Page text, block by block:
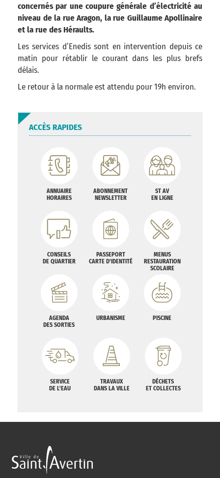
concernés par une coupure générale d’électricité au
niveau de la rue Aragon, la rue Guillaume Apollinaire
et la rue des Héraults.
Les services d’Enedis sont en intervention depuis ce
matin pour rétablir le courant dans les plus brefs
délais.
Le retour à la normale est attendu pour 19h environ.
ACCÈS RAPIDES
ANNUAIRE
HORAIRES
ABONNEMENT
NEWSLETTER
ST AV
EN LIGNE
CONSEILS
DE QUARTIER
PASSEPORT
CARTE D'IDENTITÉ
MENUS
RESTAURATION
SCOLAIRE
AGENDA
DES SORTIES
URBANISME PISCINE
SERVICE
DE L'EAU
TRAVAUX
DANS LA VILLE
DÉCHETS
ET COLLECTES